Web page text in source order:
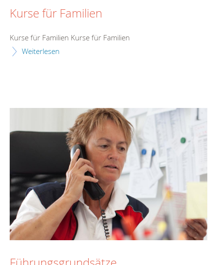
Kurse für Familien
Kurse für Familien Kurse für Familien
Weiterlesen